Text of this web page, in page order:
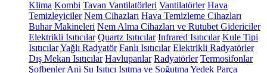
Klima Kombi Tavan Vantilatörleri Vantilatörler Hava
Temizleyiciler Nem Cihazları Hava Temizleme Cihazları
Buhar Makineleri Nem Alma Cihazları ve Rutubet Gidericiler
Elektrikli Isıtıcılar Quartz Isıtıcılar Infrared Isıtıcılar Kule Tipi
IsıtıcılarYağlı Radyatör Fanlı Isıtıcılar Elektrikli Radyatörler
Dış Mekan Isıtıcılar Havlupanlar Radyatörler Termosifonlar
Şofbenler Ani Su Isıtıcı Isıtma ve Soğutma Yedek Parça